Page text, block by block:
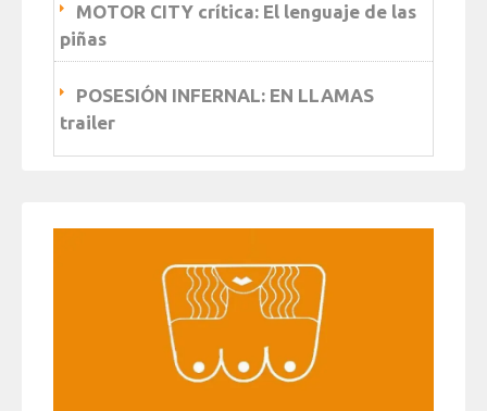
MOTOR CITY crítica: El lenguaje de las
piñas
POSESIÓN INFERNAL: EN LLAMAS
trailer